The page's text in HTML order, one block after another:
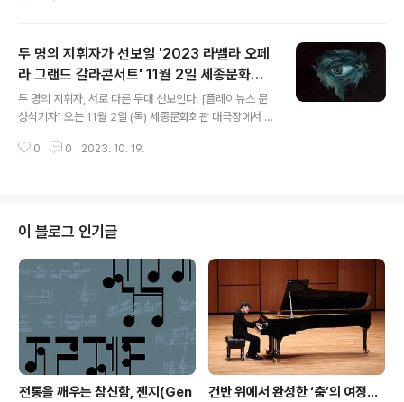
의기투합 - 두 나라 전통예술이 지닌 멋 고스란히 살리면서
새로운 조화 이뤄내 공연명 국립창극단 '패왕별희' 일시 2
023.11.11(토)-11.18(토) 화‧수·목‧금 오후 7시 30분, 토‧
일 오후 3시 (7회) 장소 국립극장 해오름극장 주요 제작진
예술감독 유수정, 연출 우싱궈(Wu Hsing-kuo) 극본‧안
무 린슈웨이(Lin Hsiu-wei), 작창‧음악감독 ..
두 명의 지휘자가 선보일 '2023 라벨라 오페
라 그랜드 갈라콘서트' 11월 2일 세종문화회
관 대극장에서 열려
두 명의 지휘자, 서로 다른 무대 선보인다. [플레이뉴스 문
성식기자] 오는 11월 2일 (목) 세종문화회관 대극장에서 이
장은혜, 박해원 두 명의 지휘자가 한 무대에 오른다. 장은혜
가 살아있는 오페라 하이라이트 장은혜 지휘자는 그랜드
갈라 콘서트 1부 'Opera Highlights : 오페라 명곡 하이
라이트'에서 라벨라오페라단이 국내 최초로 선보인 오페라
'로베르토 데브뢰' 서곡을 시작으로 모차르트의 '코지 판 투
테', 로시니의 '세빌리아의..
0 0 2023. 10. 19.
이 블로그 인기글
전통을 깨우는 참신함, 젠지(Gen
건반 위에서 완성한 ‘춤’의 여정…